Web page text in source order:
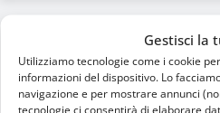
Gestisci la
Utilizziamo tecnologie come i cookie
informazioni del dispositivo. Lo
navigazione e per mostrare annunci
tecnologie ci consentirà di elaborare
Serie A2 Tigotà:
lotta salvezza all’ultima